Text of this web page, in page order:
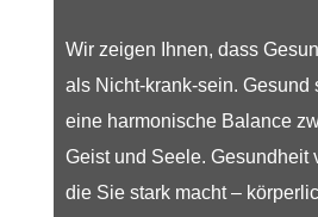
Wir zeigen Ihnen, dass
als Nicht-krank-sein. Gesund
eine harmonische Balance
Geist und Seele. Gesundheit
die Sie stark macht –